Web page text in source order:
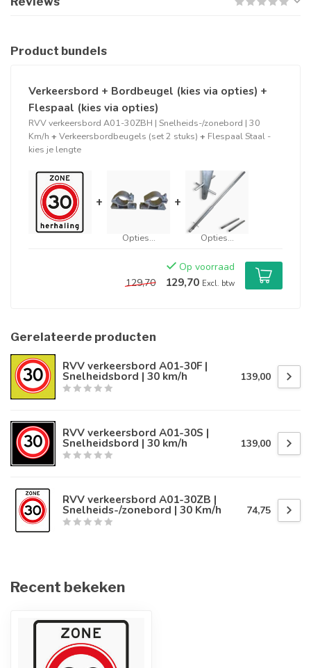
Product bundels
Verkeersbord + Bordbeugel (kies via opties) +
Flespaal (kies via opties)
RVV verkeersbord A01-30ZBH | Snelheids-/zonebord | 30
Km/h + Verkeersbordbeugels (set 2 stuks) + Flespaal Staal -
kies je lengte
+
Opties...
+
Opties...
Op voorraad
129,70
129,70 Excl. btw
Gerelateerde producten
RVV verkeersbord A01-30F |
Snelheidsbord | 30 km/h 139,00
RVV verkeersbord A01-30S |
Snelheidsbord | 30 km/h 139,00
RVV verkeersbord A01-30ZB |
Snelheids-/zonebord | 30 Km/h 74,75
Recent bekeken